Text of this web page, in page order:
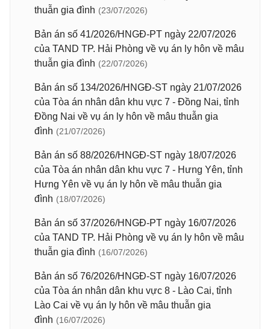
thuẫn gia đình (23/07/2026)
Bản án số 41/2026/HNGĐ-PT ngày 22/07/2026
của TAND TP. Hải Phòng về vụ án ly hôn về mâu
thuẫn gia đình (22/07/2026)
Bản án số 134/2026/HNGĐ-ST ngày 21/07/2026
của Tòa án nhân dân khu vực 7 - Đồng Nai, tỉnh
Đồng Nai về vụ án ly hôn về mâu thuẫn gia
đình (21/07/2026)
Bản án số 88/2026/HNGĐ-ST ngày 18/07/2026
của Tòa án nhân dân khu vực 7 - Hưng Yên, tỉnh
Hưng Yên về vụ án ly hôn về mâu thuẫn gia
đình (18/07/2026)
Bản án số 37/2026/HNGĐ-PT ngày 16/07/2026
của TAND TP. Hải Phòng về vụ án ly hôn về mâu
thuẫn gia đình (16/07/2026)
Bản án số 76/2026/HNGĐ-ST ngày 16/07/2026
của Tòa án nhân dân khu vực 8 - Lào Cai, tỉnh
Lào Cai về vụ án ly hôn về mâu thuẫn gia
đình (16/07/2026)